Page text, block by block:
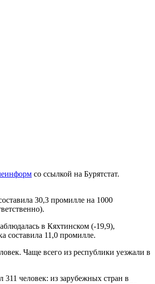
со ссылкой на Бурятстат.
30,3 промилле на 1000
в Кяхтинском (-19,9),
составила 11,0 промилле.
Чаще всего из республики уезжали в
человек: из зарубежных стран в